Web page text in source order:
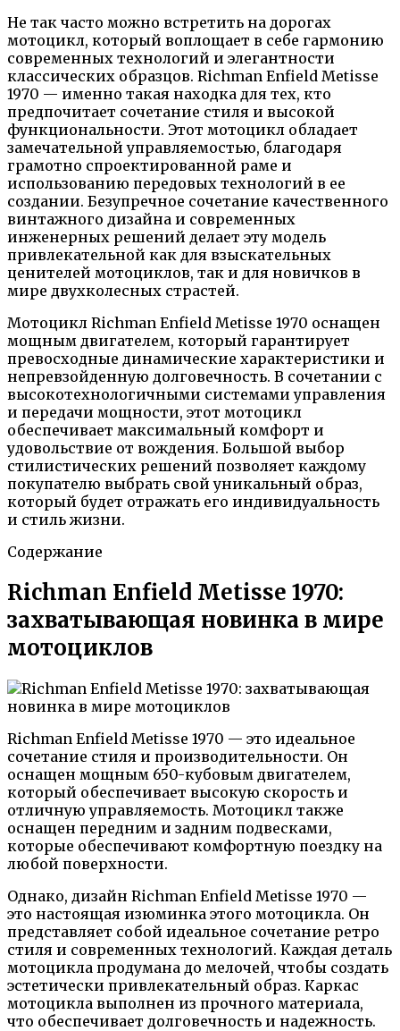
Не так часто можно встретить на дорогах
мотоцикл, который воплощает в себе гармонию
современных технологий и элегантности
классических образцов. Richman Enfield Metisse
1970 — именно такая находка для тех, кто
предпочитает сочетание стиля и высокой
функциональности. Этот мотоцикл обладает
замечательной управляемостью, благодаря
грамотно спроектированной раме и
использованию передовых технологий в ее
создании. Безупречное сочетание качественного
винтажного дизайна и современных
инженерных решений делает эту модель
привлекательной как для взыскательных
ценителей мотоциклов, так и для новичков в
мире двухколесных страстей.
Мотоцикл Richman Enfield Metisse 1970 оснащен
мощным двигателем, который гарантирует
превосходные динамические характеристики и
непревзойденную долговечность. В сочетании с
высокотехнологичными системами управления
и передачи мощности, этот мотоцикл
обеспечивает максимальный комфорт и
удовольствие от вождения. Большой выбор
стилистических решений позволяет каждому
покупателю выбрать свой уникальный образ,
который будет отражать его индивидуальность
и стиль жизни.
Содержание
Richman Enfield Metisse 1970:
захватывающая новинка в мире
мотоциклов
Richman Enfield Metisse 1970 — это идеальное
сочетание стиля и производительности. Он
оснащен мощным 650-кубовым двигателем,
который обеспечивает высокую скорость и
отличную управляемость. Мотоцикл также
оснащен передним и задним подвесками,
которые обеспечивают комфортную поездку на
любой поверхности.
Однако, дизайн Richman Enfield Metisse 1970 —
это настоящая изюминка этого мотоцикла. Он
представляет собой идеальное сочетание ретро
стиля и современных технологий. Каждая деталь
мотоцикла продумана до мелочей, чтобы создать
эстетически привлекательный образ. Каркас
мотоцикла выполнен из прочного материала,
что обеспечивает долговечность и надежность.